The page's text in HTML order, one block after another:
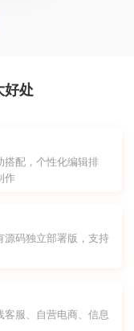
好处
搭配，个性化编辑排
作
源码独立部署版，支持
客服、自营电商、信息